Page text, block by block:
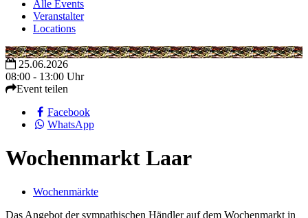
Alle Events
Veranstalter
Locations
25.06.2026
08:00 - 13:00 Uhr
Event teilen
Facebook
WhatsApp
Wochenmarkt Laar
Wochenmärkte
Das Angebot der sympathischen Händler auf dem Wochenmarkt in